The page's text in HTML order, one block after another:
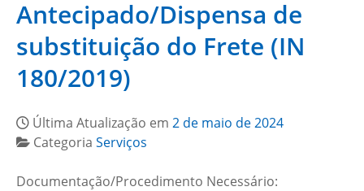
Antecipado/Dispensa de
substituição do Frete (IN
180/2019)
Última Atualização em 2 de maio de 2024
Categoria Serviços
Documentação/Procedimento Necessário: